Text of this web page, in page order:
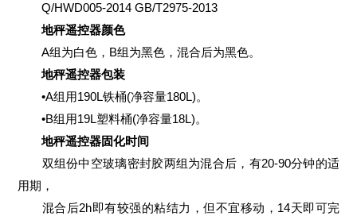
Q/HWD005-2014 GB/T2975-2013
地秤遥控器颜色
A组为白色，B组为黑色，混合后为黑色。
地秤遥控器包装
•A组用190L铁桶(净容量180L)。
•B组用19L塑料桶(净容量18L)。
地秤遥控器固化时间
双组份中空玻璃密封胶两组为混合后，有20-90分钟的适
用期，
混合后2h即有较强的粘结力，但不宜移动，14天即可完